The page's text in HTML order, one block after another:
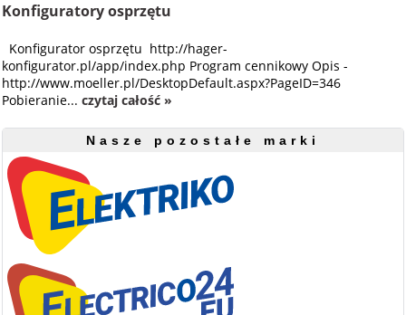
Konfiguratory osprzętu
Konfigurator osprzętu http://hager-
konfigurator.pl/app/index.php Program cennikowy Opis -
http://www.moeller.pl/DesktopDefault.aspx?PageID=346
Pobieranie...czytaj całość »
Nasze pozostałe marki